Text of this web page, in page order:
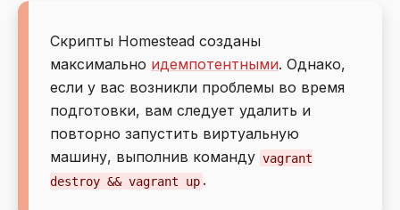
Скрипты Homestead созданы
максимально идемпотентными. Однако,
если у вас возникли проблемы во время
подготовки, вам следует удалить и
повторно запустить виртуальную
машину, выполнив команду vagrant
destroy && vagrant up .